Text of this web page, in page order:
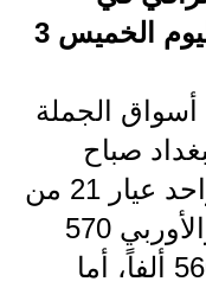
الاقتصادية
وزارة التربية
الأسواق المحلية العراقية ليوم الخميس 3
الجملة
صباح
اليوم، سعر بيع للمثقال الواحد عيار 21 من
الذهب الخليجي والتركي والأوربي 570
ألف دينار، وسعر الشراء 566 ألفاً، أما